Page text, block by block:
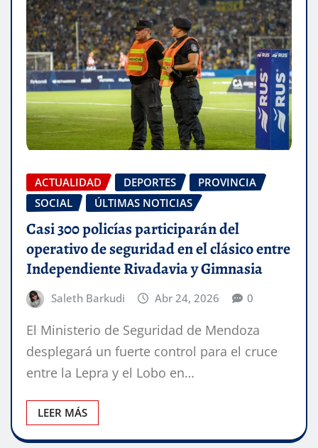
ACTUALIDAD DEPORTES
PROVINCIA
SOCIAL
ÚLTIMAS NOTICIAS
Casi 300 policías participarán del
operativo de seguridad en el clásico entre
Independiente Rivadavia y Gimnasia
Saleth Barkudi Abr 24, 2026 0
El Ministerio de Seguridad de Mendoza
desplegará un fuerte control para el cruce
entre la Lepra y el Lobo en…
LEER MÁS